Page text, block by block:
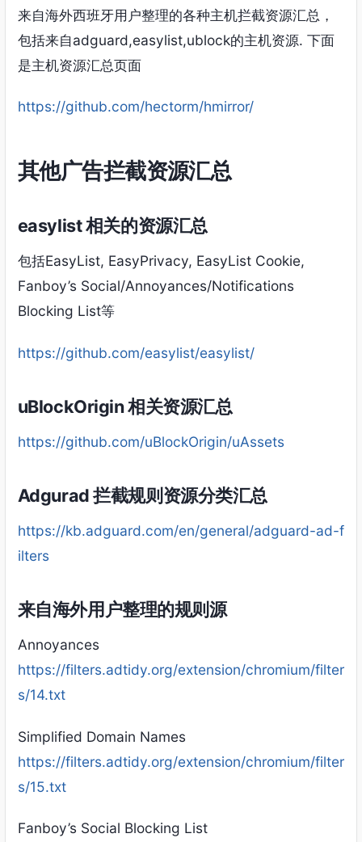
来自海外西班牙用户整理的各种主机拦截资源汇总，
包括来自adguard,easylist,ublock的主机资源. 下面
是主机资源汇总页面
https://github.com/hectorm/hmirror/
其他广告拦截资源汇总
easylist 相关的资源汇总
包括EasyList, EasyPrivacy, EasyList Cookie,
Fanboy’s Social/Annoyances/Notifications
Blocking List等
https://github.com/easylist/easylist/
uBlockOrigin 相关资源汇总
https://github.com/uBlockOrigin/uAssets
Adgurad 拦截规则资源分类汇总
https://kb.adguard.com/en/general/adguard-ad-f
ilters
来自海外用户整理的规则源
Annoyances
https://filters.adtidy.org/extension/chromium/filter
s/14.txt
Simplified Domain Names
https://filters.adtidy.org/extension/chromium/filter
s/15.txt
Fanboy’s Social Blocking List